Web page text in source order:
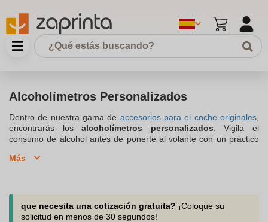
Alcoholímetros Personalizados
Dentro de nuestra gama de accesorios para el coche originales
encontrarás losalcoholímetros personalizados . Vigila el
consumo de alcohol antes de ponerte al volante con un práctico
tuyo propio para que sea único. Antes de salir a la carretera, es
portátil, es pequeño y ligero, y lo podrás llevar siempre contigo,
guardado dentro del bolsillo, bolso, mochila, riñonera… Por lo
que es tanto fácil de usar como de transportar. Representa una
Más
que necesita una cotización gratuita? ¡Coloque su
solicitud en menos de 30 segundos!